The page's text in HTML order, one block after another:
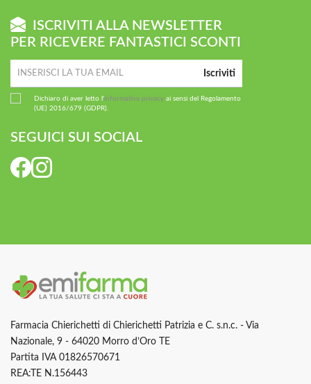
ISCRIVITI ALLA NEWSLETTER
PER RICEVERE FANTASTICI SCONTI
Iscriviti
Dichiaro di aver letto l'informativa privacy ai sensi del Regolamento
(UE) 2016/679 (GDPR).
SEGUICI SUI SOCIAL
Farmacia Chierichetti di Chierichetti Patrizia e C. s.n.c. - Via
Nazionale, 9 - 64020 Morro d’Oro TE
Partita IVA 01826570671
REA:TE N.156443